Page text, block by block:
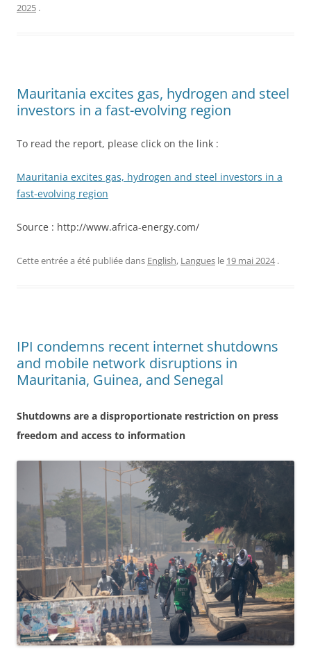
2025 .
Mauritania excites gas, hydrogen and steel
investors in a fast-evolving region
To read the report, please click on the link :
Mauritania excites gas, hydrogen and steel investors in a
fast-evolving region
Source : http://www.africa-energy.com/
Cette entrée a été publiée dans English, Langues le 19 mai 2024 .
IPI condemns recent internet shutdowns
and mobile network disruptions in
Mauritania, Guinea, and Senegal
Shutdowns are a disproportionate restriction on press
freedom and access to information